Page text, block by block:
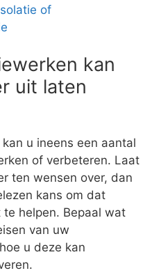
of
kan
uit laten
u ineens een aantal
of verbeteren. Laat
ten wensen over, dan
kans om dat
helpen. Bepaal wat
van uw
u deze kan